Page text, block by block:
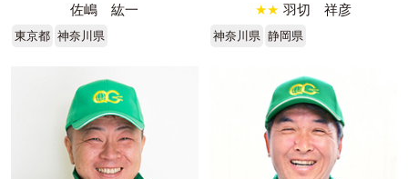
佐嶋 紘一
東京都 神奈川県
★★ 羽切 祥彦
神奈川県 静岡県